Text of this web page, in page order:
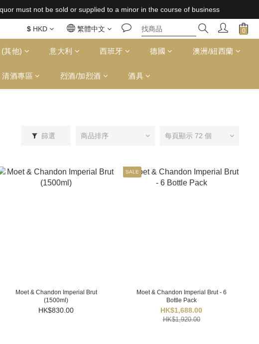
must not be sold or supplied to a minor in the course of business
must not be sold or supplied to a minor in the course of business
免運費（台灣）；157,000円免運費（日本）
must not be sold or supplied to a minor in the course of business
$ HKD 繁體中文
其他) 意大利 西班牙 德國 澳洲/紐西蘭
清酒專區 烈酒/加烈酒 酒具
篩選 商品排序 每頁顯示 72 個
Moet & Chandon Imperial Brut
(1500ml)
HK$830.00
SALE
Moet & Chandon Imperial Brut - 6
Bottle Pack
HK$1,688.00
HK$1,920.00